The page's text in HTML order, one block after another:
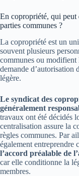
En copropriété, qui peut
parties communes ?
La copropriété est un
souvent plusieurs
communes ou modifient
demande d’autorisation
légère.
Le syndicat des
généralement
travaux ont été décidés
centralisation assure la
règles communes. Par
également entreprendre
l’accord préalable de
car elle conditionne la
membres.